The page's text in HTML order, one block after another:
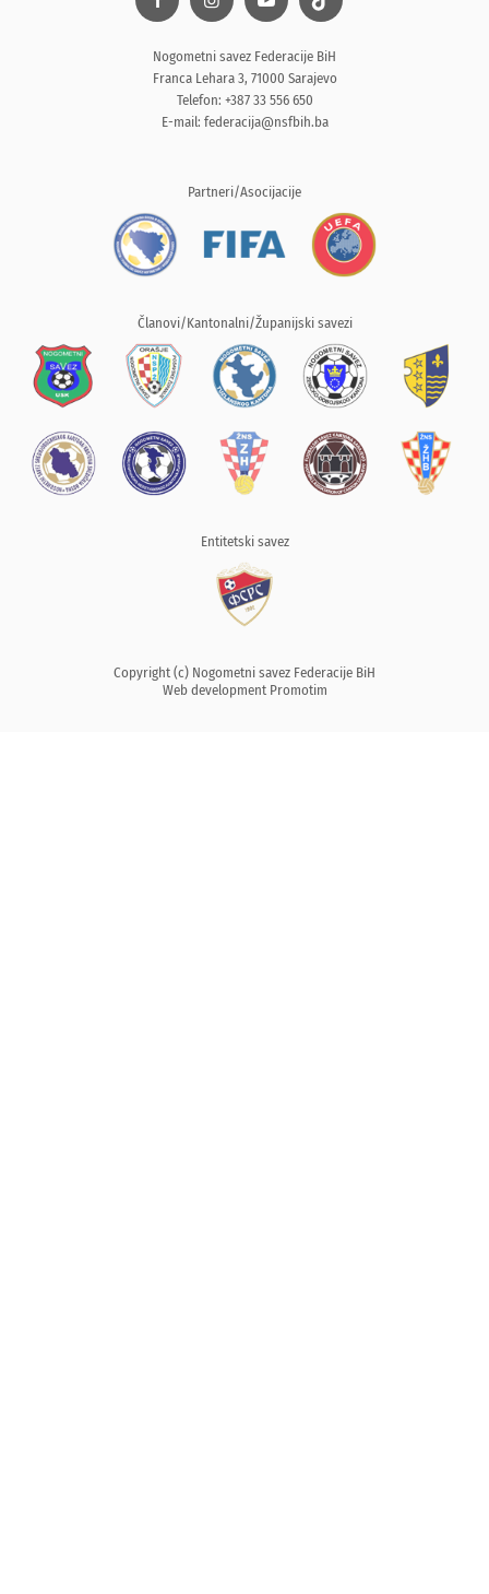
Nogometni savez Federacije BiH
Franca Lehara 3, 71000 Sarajevo
Telefon: +387 33 556 650
E-mail: federacija@nsfbih.ba
Partneri/Asocijacije
Članovi/Kantonalni/Županijski savezi
Entitetski savez
Copyright (c) Nogometni savez Federacije BiH
Web development Promotim